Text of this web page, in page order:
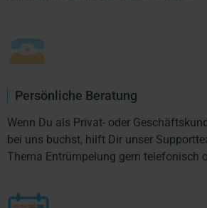
Persönliche Beratung
Wenn Du als Privat- oder
bei uns buchst, hilft Dir unser
Thema Entrümpelung gern telefonisch